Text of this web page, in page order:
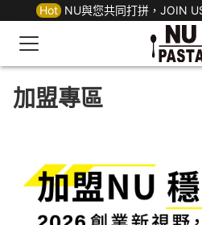
Hot NU與您共同打拼，JOIN
加盟專區